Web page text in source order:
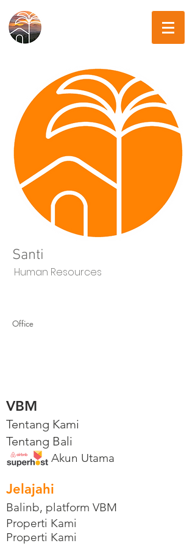
Santi
Human Resources
Office
VBM
Tentang Kami
Tentang Bali
Akun Utama
Jelajahi
Balinb, platform VBM
Properti Kami
Properti Kami